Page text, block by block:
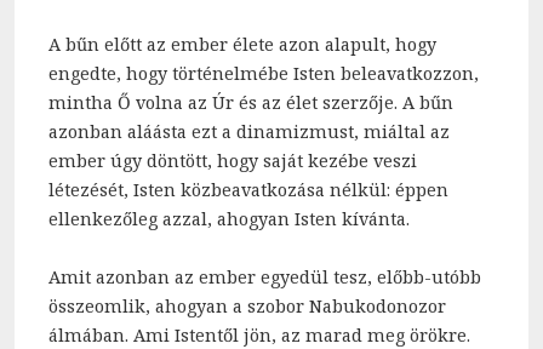
A bűn előtt az ember élete azon alapult, hogy
engedte, hogy történelmébe Isten beleavatkozzon,
mintha Ő volna az Úr és az élet szerzője. A bűn
azonban aláásta ezt a dinamizmust, miáltal az
ember úgy döntött, hogy saját kezébe veszi
létezését, Isten közbeavatkozása nélkül: éppen
ellenkezőleg azzal, ahogyan Isten kívánta.
Amit azonban az ember egyedül tesz, előbb-utóbb
összeomlik, ahogyan a szobor Nabukodonozor
álmában. Ami Istentől jön, az marad meg örökre.